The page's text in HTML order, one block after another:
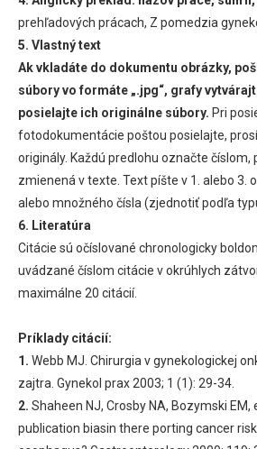
prehľadových prácach, Z pomedzia
5. Vlastný text
Ak vkladáte do dokumentu obrázky,
súbory vo formáte „.jpg“, grafy
posielajte ich originálne súbory. Pri
fotodokumentácie poštou posielajte,
originály. Každú predlohu označte číslom,
zmienená v texte. Text píšte v 1. alebo 3.
alebo množného čísla (zjednotiť podľa
6. Literatúra
Citácie sú očíslované chronologicky
uvádzané číslom citácie v okrúhlych
maximálne 20 citácií.
Príklady citácií:
1. Webb MJ. Chirurgia v gynekologickej
zajtra. Gynekol prax 2003; 1 (1): 29-34.
2. Shaheen NJ, Crosby NA, Bozymski EM,
publication biasin there porting cancer